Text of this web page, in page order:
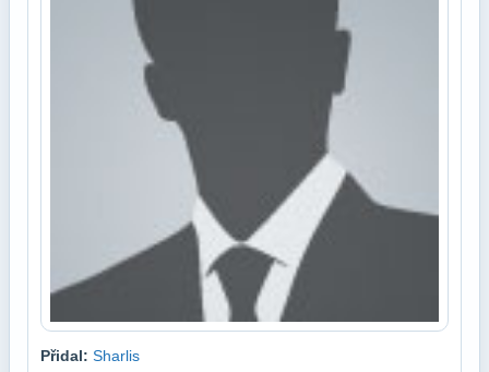
Přidal: Sharlis